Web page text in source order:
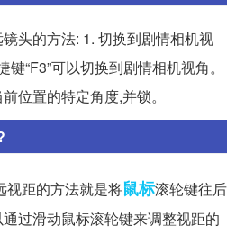
头的方法: 1. 切换到剧情相机视
“F3”可以切换到剧情相机视角。
位置的特定角度,并锁。
视距的方法就是将鼠标滚轮键往后
过滑动鼠标滚轮键来调整视距的